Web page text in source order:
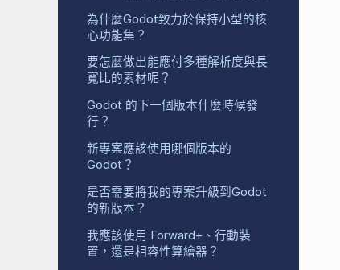
為什麼Godot致力於保持小型的核
心功能集？
要怎麼做出能應付多種解析度與長
寬比的素材呢？
Godot 的下一個版本什麼時候發
行？
新專案應該使用哪個版本的
Godot？
是否需要將我的專案升級到Godot
的新版本？
我應該使用 Forward+、行動裝
置，還是相容性算繪器？